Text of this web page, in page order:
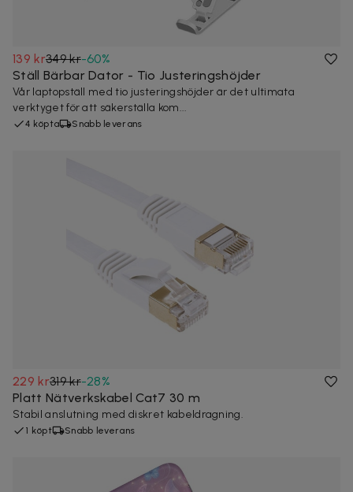
139 kr349 kr-60%
Ställ Bärbar Dator - Tio Justeringshöjder
Vår laptopställ med tio justeringshöjder är det ultimata
verktyget för att säkerställa kom...
4 köpta Snabb leverans
229 kr319 kr-28%
Platt Nätverkskabel Cat7 30 m
Stabil anslutning med diskret kabeldragning.
1 köpt Snabb leverans